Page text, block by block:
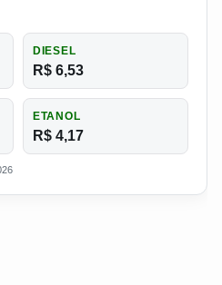
DIESEL
R$ 6,53
ETANOL
R$ 4,17